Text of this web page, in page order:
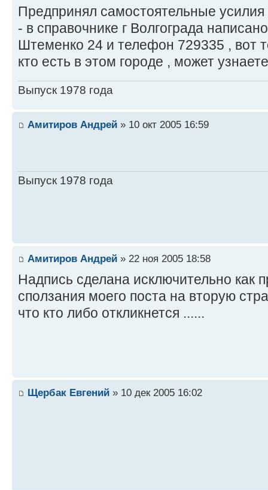
Предпринял самостоятельные
- в справочнике г Волгограда
Штеменко 24 и телефон 729335 , вот
кто есть в этом городе , может
Выпуск 1978 года
Амитиров Андрей » 10 окт 2005 16:59
Выпуск 1978 года
Амитиров Андрей » 22 ноя 2005 18:58
Надпись сделана исключительно как
сползания моего поста на вторую
что кто либо откликнется ......
Щербак Евгений » 10 дек 2005 16:02